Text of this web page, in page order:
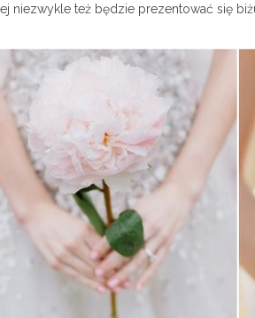
niezwykle też będzie prezentować się